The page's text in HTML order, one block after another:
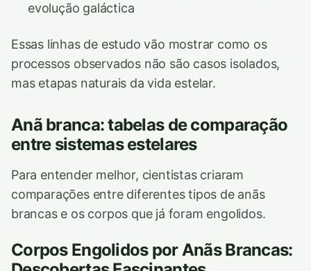
evolução galáctica
Essas linhas de estudo vão mostrar como os
processos observados não são casos isolados,
mas etapas naturais da vida estelar.
Anã branca: tabelas de comparação
entre sistemas estelares
Para entender melhor, cientistas criaram
comparações entre diferentes tipos de anãs
brancas e os corpos que já foram engolidos.
Corpos Engolidos por Anãs Brancas: